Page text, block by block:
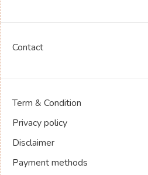
Contact
Term & Condition
Privacy policy
Disclaimer
Payment methods